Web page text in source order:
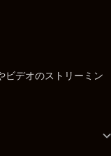
ビデオのストリーミン